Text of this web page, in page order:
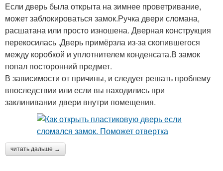
Если дверь была открыта на зимнее проветривание,
может заблокироваться замок.Ручка двери сломана,
расшатана или просто изношена. Дверная конструкция
перекосилась .Дверь примёрзла из-за скопившегося
между коробкой и уплотнителем конденсата.В замок
попал посторонний предмет.
В зависимости от причины, и следует решать проблему
впоследствии или если вы находились при
заклинивании двери внутри помещения.
читать дальше →